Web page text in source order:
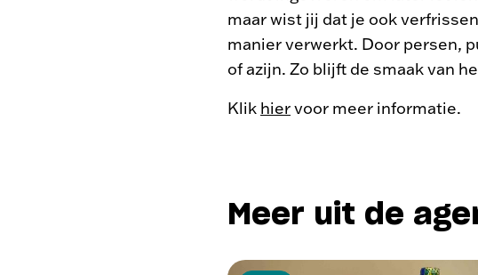
maar wist jij dat je ook
manier verwerkt. Door persen,
of azijn. Zo blijft de smaak van
Klik hiervoor meer informatie.
Meer uit de